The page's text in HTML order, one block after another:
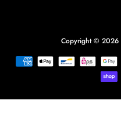
Copyright © 2026
Zahlungsmethoden